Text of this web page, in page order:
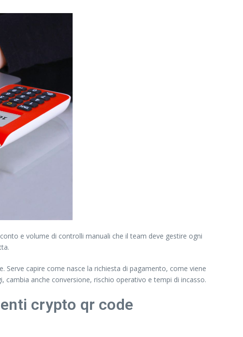
e volume di controlli manuali che il team deve gestire ogni
capire come nasce la richiesta di pagamento, come viene
anche conversione, rischio operativo e tempi di incasso.
crypto qr code